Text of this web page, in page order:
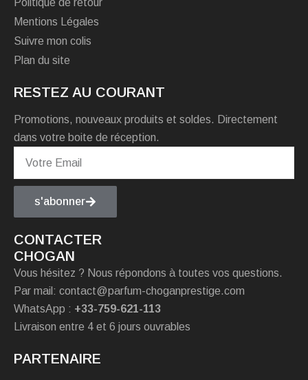
Politique de retour
Mentions Légales
Suivre mon colis
Plan du site
RESTEZ AU COURANT
Promotions, nouveaux produits et soldes. Directement
dans votre boite de réception.
s'abonner
CONTACTER
CHOGAN
Vous hésitez ? Nous répondons à toutes vos questions.
Par mail: contact@parfum-choganprestige.com
WhatsApp : +33-759-621-113
Livraison entre 4 et 6 jours ouvrables
PARTENAIRE